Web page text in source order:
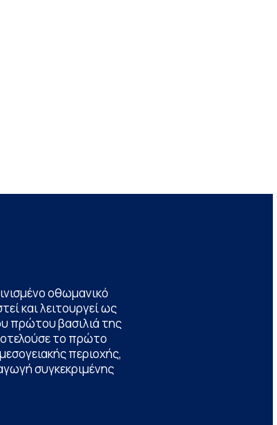
οθωμανικό
και λειτουργεί ως
πρώτου βασιλιά της
το πρώτο
περιοχής,
συγκεκριμένης